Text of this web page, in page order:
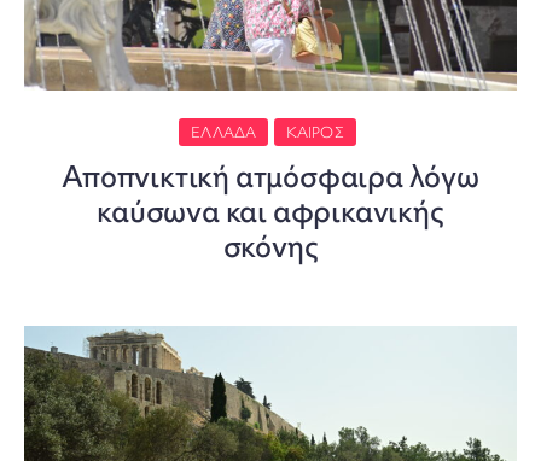
ΕΛΛΆΔΑ ΚΑΙΡΌΣ
Αποπνικτική ατμόσφαιρα λόγω
καύσωνα και αφρικανικής
σκόνης